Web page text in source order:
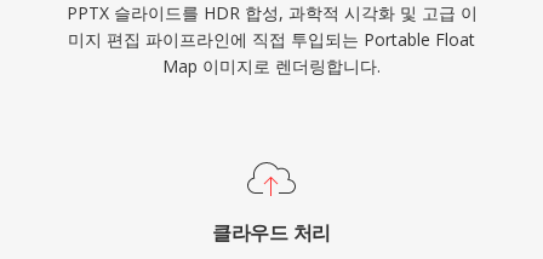
PPTX 슬라이드를 HDR 합성, 과학적 시각화 및 고급 이
미지 편집 파이프라인에 직접 투입되는 Portable Float
Map 이미지로 렌더링합니다.
클라우드 처리